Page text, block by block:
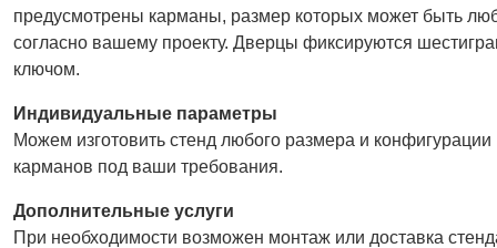
предусмотрены карманы, размер которых может быть
согласно вашему проекту. Дверцы фиксируются
ключом.
Индивидуальные параметры
Можем изготовить стенд любого размера и конфигурации
карманов под ваши требования.
Дополнительные услуги
При необходимости возможен монтаж или доставка